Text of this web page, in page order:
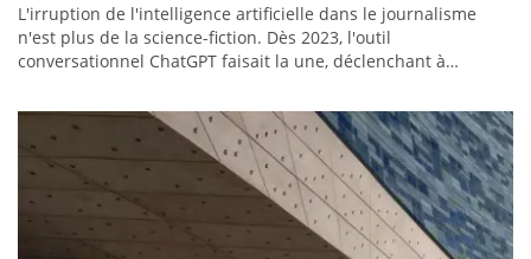
L'irruption de l'intelligence artificielle dans le journalisme
n'est plus de la science-fiction. Dès 2023, l'outil
conversationnel ChatGPT faisait la une, déclenchant à…